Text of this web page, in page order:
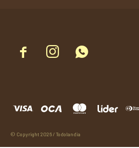
  
© Copyright 2026 / Todolandia